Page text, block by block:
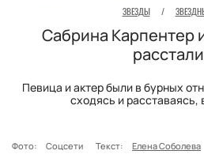
ЗВЕЗДЫ /
Сабрина Карпентер
Певица и актер были в бурных
сходясь и расставаясь,
Фото: Соцсети Текст: Елена Соболева